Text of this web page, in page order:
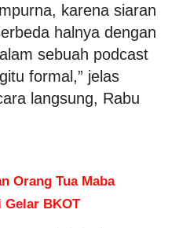
karena siaran
halnya dengan
sebuah podcast
formal,” jelas
langsung, Rabu
Orang Tua Maba
Gelar BKOT